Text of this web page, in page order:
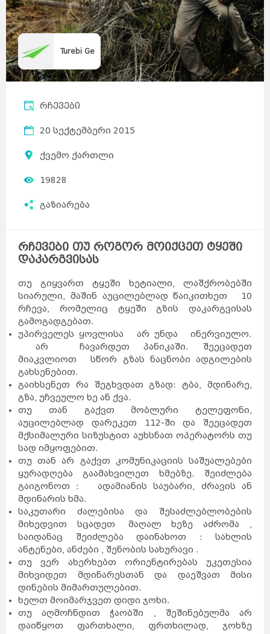
Turebi Ge
რჩევები
20 სექტემბერი 2015
ქვემო ქართლი
19828
გაზიარება
რჩევები თუ როგორ მოიქცეთ ტყეში
დაკარგვისას
თუ გიყვართ ტყეში ხეტიალი, ლაშქრობებში
სიარული, მაშინ აუცილებლად წაიკითხეთ 10
რჩევა, რომელიც ტყეში გზის დაკარგვისას
გამოგადგებათ.
უპირველეს ყოვლისა არ უნდა ინერვიულო.
არ ჩავარდეთ პანიკაში. შეეცადეთ
მიაკვლიოთ სწორ გზას ნაცნობი ადგილების
გახსენებით.
გაიხსენეთ რა შეგხვდათ გზად: ტბა, მდინარე,
გზა, უჩვეულო ხე ან ქვა.
თუ თან გაქვთ მობლური ტელეფონი,
აუცილებლად დარეკეთ 112-ში და შეეცადეთ
მქსიმალური სიზუსტით აუხსნათ ოპერატორს თუ
სად იმყოფებით.
თუ თან არ გაქვთ კომუნიკაციის საშუალებები
ყურადღება გაამახვილეთ ხმებზე. შეიძლება
გაიგონოთ : ადამიანის საუბარი, ძრავის ან
მდინარის ხმა.
საკუთარი ძალებისა და შესაძლებლობების
მიხედვით სცადეთ მაღალ ხეზე აძრომა ,
საიდანაც შეიძლება დაინახოთ : სახლის
ანტენები, ანძები , შენობის სახურავი .
თუ ვერ ახერხებთ ორიენტირებას უკეთესია
მიხვიდეთ მდინარესთან და დაეშვათ მისი
დინების მიმართულებით.
ხელთ მოიმარჯვეთ დიდი ჯოხი.
თუ აღმოჩნდით ჭაობში , შეშინებულმა არ
დაიწყოთ ფართხალი, ფრთხილად, ჯოხზე